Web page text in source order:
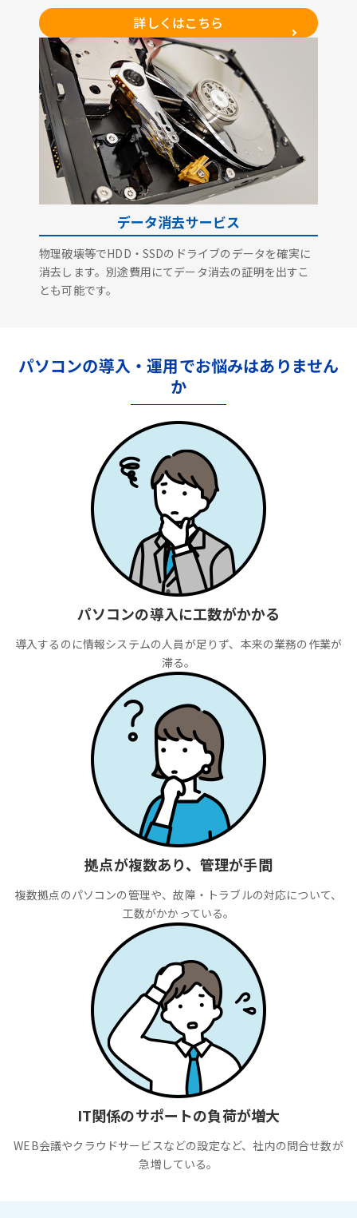
詳しくはこちら
データ消去サービス
物理破壊等でHDD・SSDのドライブのデータを確実に
消去します。別途費用にてデータ消去の証明を出すこ
とも可能です。
パソコンの導入・運用でお悩みはありません
か
パソコンの導入に工数がかかる
導入するのに情報システムの人員が足りず、本来の業務の作業が
滞る。
拠点が複数あり、管理が手間
複数拠点のパソコンの管理や、故障・トラブルの対応について、
工数がかかっている。
IT関係のサポートの負荷が増大
WEB会議やクラウドサービスなどの設定など、社内の問合せ数が
急増している。